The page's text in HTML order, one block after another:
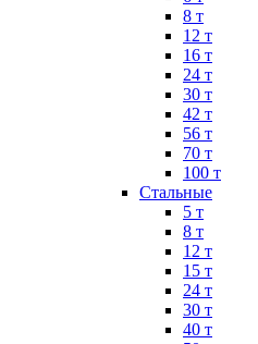
8 т
12 т
16 т
24 т
30 т
42 т
56 т
70 т
100 т
Стальные
5 т
8 т
12 т
15 т
24 т
30 т
40 т